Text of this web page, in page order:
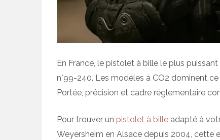
En France, le pistolet à bille le plus
n°99-240. Les modèles à CO2 dominent
Portée, précision et cadre réglementaire
Pour trouver un pistolet à bille adapté à
Weyersheim en Alsace depuis 2004, cette